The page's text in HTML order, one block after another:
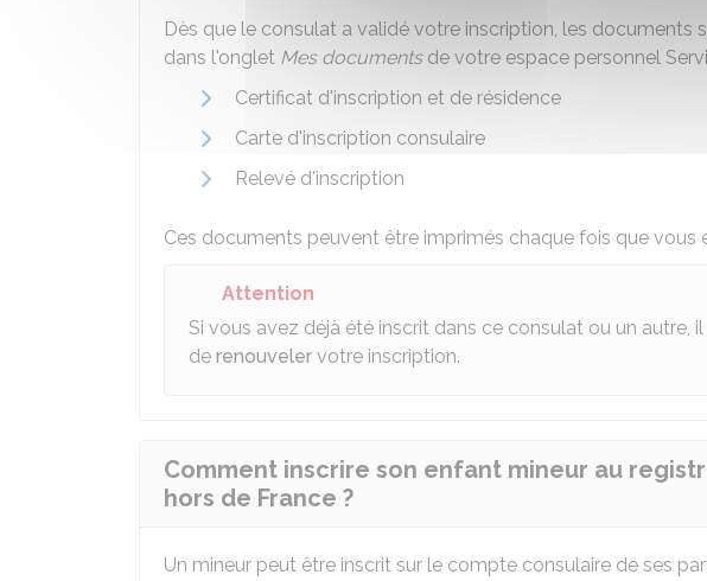
Dès que le consulat a validé votre inscription, les documents
dans l'onglet Mes documentsde votre espace personnel
Certificat d'inscription et de résidence
Carte d'inscription consulaire
Relevé d'inscription
Ces documents peuvent être imprimés chaque fois que vous
Attention
Si vous avez déjà été inscrit dans ce consulat ou un autre,
de renouveler votre inscription.
Comment inscrire son enfant mineur au
hors de France ?
Un mineur peut être inscrit sur le compte consulaire de ses